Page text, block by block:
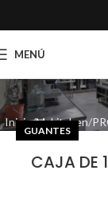
MENÚ
Inicio Mykitchen
GUANTES
CAJA DE